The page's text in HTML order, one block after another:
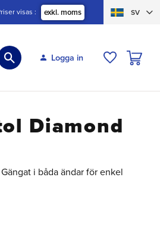
visas exkl. moms SV
Logga in
Diamond
i båda ändar för enkel